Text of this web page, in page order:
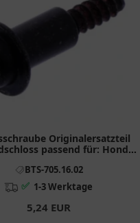
Originalersatzteil
passend für: Honda
BTS-705.16.02
✅ 1-3 Werktage
5,24 EUR